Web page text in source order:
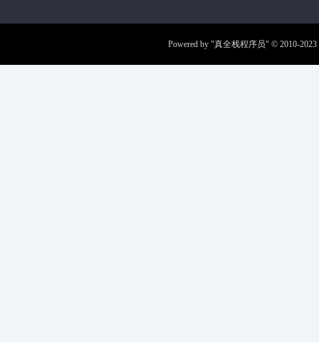
Powered by "真全栈程序员" © 2010-2023